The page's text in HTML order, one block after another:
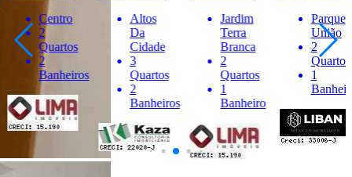
Centro
2
Quartos
2
Banheiros
Altos
Da
Cidade
3
Quartos
2
Banheiros
Jardim
Terra
Branca
2
Quartos
1
Banheiro
Parque
União
2
Quartos
1